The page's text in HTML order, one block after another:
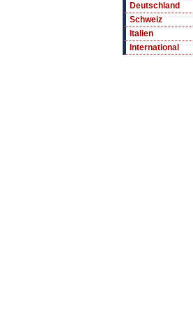
Deutschland
Schweiz
Italien
International